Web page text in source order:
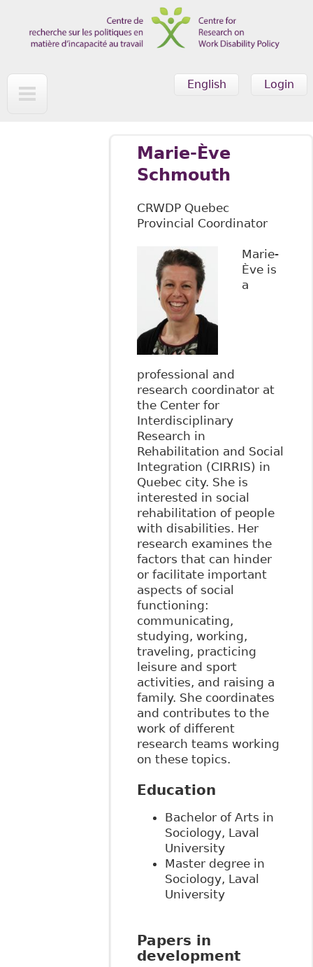
Login
English
Marie-Ève
Schmouth
CRWDP Quebec
Provincial Coordinator
Marie-
Ève is
a
professional and
research coordinator at
the Center for
Interdisciplinary
Research in
Rehabilitation and Social
Integration (CIRRIS) in
Quebec city. She is
interested in social
rehabilitation of people
with disabilities. Her
research examines the
factors that can hinder
or facilitate important
aspects of social
functioning:
communicating,
studying, working,
traveling, practicing
leisure and sport
activities, and raising a
family. She coordinates
and contributes to the
work of different
research teams working
on these topics.
Education
Bachelor of Arts in
Sociology, Laval
University
Master degree in
Sociology, Laval
University
Papers in
development